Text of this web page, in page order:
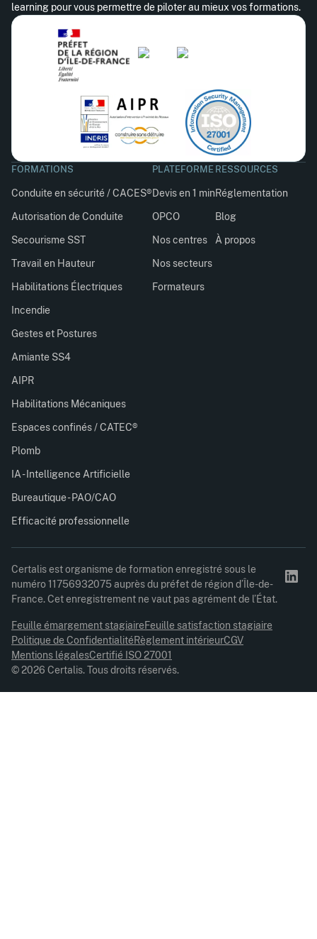
learning pour vous permettre de piloter au mieux vos formations.
FORMATIONS
Conduite en sécurité / CACES®
Autorisation de Conduite
Secourisme SST
Travail en Hauteur
Habilitations Électriques
Incendie
Gestes et Postures
Amiante SS4
AIPR
Habilitations Mécaniques
Espaces confinés / CATEC®
Plomb
IA - Intelligence Artificielle
Bureautique - PAO/CAO
Efficacité professionnelle
PLATEFORME
Devis en 1 min
OPCO
Nos centres
Nos secteurs
Formateurs
RESSOURCES
Réglementation
Blog
À propos
Certalis est organisme de formation enregistré sous le
numéro 11756932075 auprès du préfet de région d’Île-de-
France. Cet enregistrement ne vaut pas agrément de l’État.
© 2026 Certalis. Tous droits réservés.
Feuille émargement stagiaireFeuille satisfaction stagiaire
Politique de ConfidentialitéRèglement intérieurCGV
Mentions légalesCertifié ISO 27001